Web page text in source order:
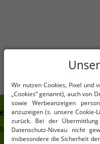
Einkauf
an und erhalte Deine 7%
Wir nutzen Cookies, Pixel und
„Cookies“ genannt), auch von
sowie Werbeanzeigen
anzuzeigen (s. unsere
zurück. Bei der
Datenschutz-Niveau nicht
insbesondere die Sicherheit